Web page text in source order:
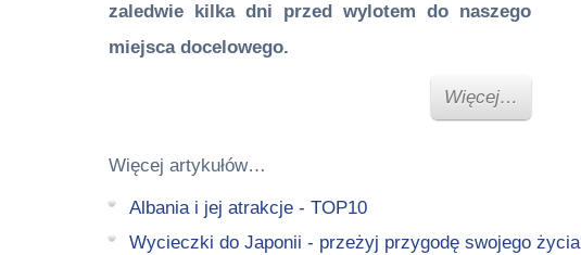
zaledwie kilka dni przed wylotem do naszego
miejsca docelowego.
Więcej…
Więcej artykułów…
Albania i jej atrakcje - TOP10
Wycieczki do Japonii - przeżyj przygodę swojego życia